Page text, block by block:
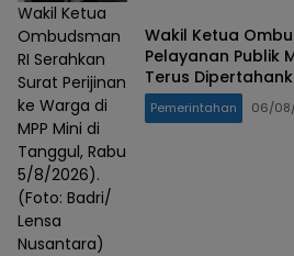
Wakil Ketua
Ombudsman
RI Serahkan
Surat Perijinan
ke Warga di
MPP Mini di
Tanggul, Rabu
5/8/2026).
(Foto: Badri/
Lensa
Nusantara)
Wakil Ketua
Pelayanan Publik
Terus
Pemerintahan 06/